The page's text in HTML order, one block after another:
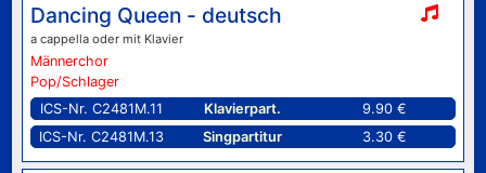
Dancing Queen - deutsch
a cappella oder mit Klavier
Männerchor
Pop/Schlager
ICS-Nr. C2481M.11
Klavierpart.
9.90 €
ICS-Nr. C2481M.13
Singpartitur 3.30 €